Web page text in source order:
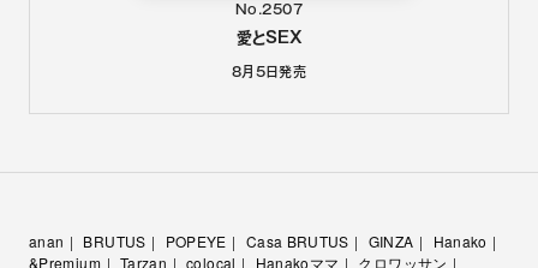
No.2507
愛とSEX
8月5日発売
anan BRUTUS POPEYE Casa BRUTUS GINZA
Hanako
&Premium
Tarzan colocal Hanakoママ
クロワッサン